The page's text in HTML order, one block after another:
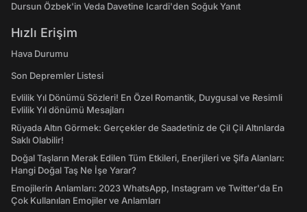
Dursun Özbek'in Veda Davetine Icardi'den Soğuk Yanıt
Hızlı Erişim
Hava Durumu
Son Depremler Listesi
Evlilik Yıl Dönümü Sözleri! En Özel Romantik, Duygusal ve Resimli
Evlilik Yıl dönümü Mesajları
Rüyada Altın Görmek: Gerçekler de Saadetiniz de Çil Çil Altınlarda
Saklı Olabilir!
Doğal Taşların Merak Edilen Tüm Etkileri, Enerjileri ve Şifa Alanları:
Hangi Doğal Taş Ne İşe Yarar?
Emojilerin Anlamları: 2023 WhatsApp, Instagram ve Twitter'da En
Çok Kullanılan Emojiler ve Anlamları